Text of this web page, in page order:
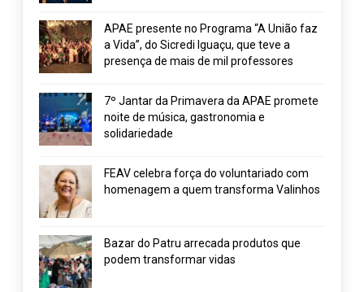
APAE presente no Programa “A União faz
a Vida”, do Sicredi Iguaçu, que teve a
presença de mais de mil professores
7º Jantar da Primavera da APAE promete
noite de música, gastronomia e
solidariedade
FEAV celebra força do voluntariado com
homenagem a quem transforma Valinhos
Bazar do Patru arrecada produtos que
podem transformar vidas